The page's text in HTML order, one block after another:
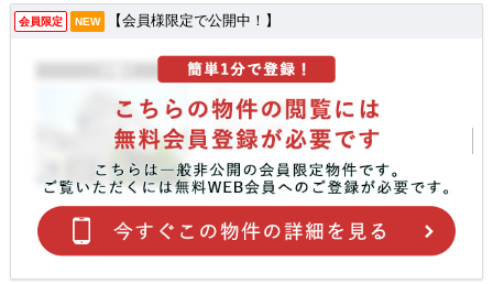
会員限定 NEW 【会員様限定で公開中！】